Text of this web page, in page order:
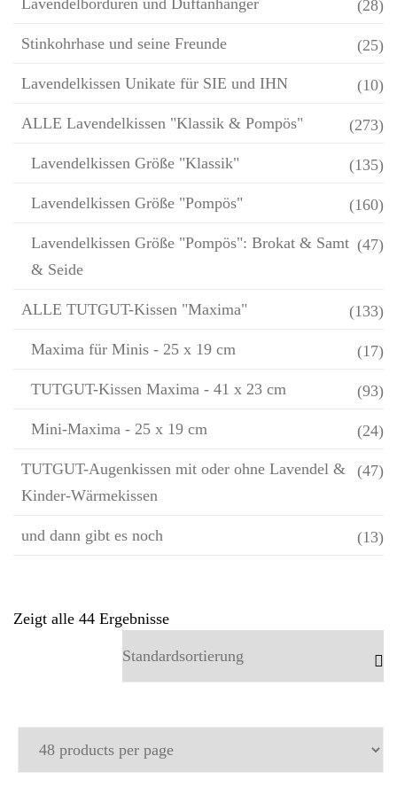
Lavendelbordüren und Duftanhänger (28)
Stinkohrhase und seine Freunde (25)
Lavendelkissen Unikate für SIE und IHN (10)
ALLE Lavendelkissen "Klassik & Pompös" (273)
Lavendelkissen Größe "Klassik" (135)
Lavendelkissen Größe "Pompös" (160)
Lavendelkissen Größe "Pompös": Brokat & Samt
& Seide
(47)
ALLE TUTGUT-Kissen "Maxima" (133)
Maxima für Minis - 25 x 19 cm (17)
TUTGUT-Kissen Maxima - 41 x 23 cm (93)
Mini-Maxima - 25 x 19 cm (24)
TUTGUT-Augenkissen mit oder ohne Lavendel &
Kinder-Wärmekissen
(47)
und dann gibt es noch (13)
Zeigt alle 44 Ergebnisse